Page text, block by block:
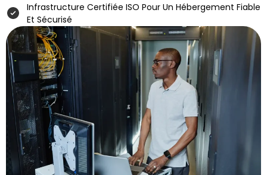
Infrastructure Certifiée ISO Pour Un Hébergement Fiable
Et Sécurisé